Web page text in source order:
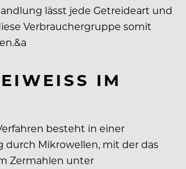
lässt jede Getreideart und
Verbrauchergruppe somit
IM F
besteht in einer
durch Mikrowellen, mit der das
Zermahlen unter